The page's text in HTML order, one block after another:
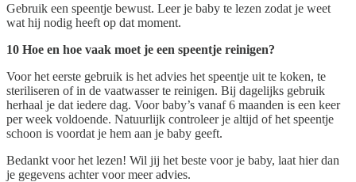
Gebruik een speentje bewust. Leer je baby te lezen zodat je weet
wat hij nodig heeft op dat moment.
10 Hoe en hoe vaak moet je een speentje reinigen?
Voor het eerste gebruik is het advies het speentje uit te koken, te
steriliseren of in de vaatwasser te reinigen. Bij dagelijks gebruik
herhaal je dat iedere dag. Voor baby’s vanaf 6 maanden is een keer
per week voldoende. Natuurlijk controleer je altijd of het speentje
schoon is voordat je hem aan je baby geeft.
Bedankt voor het lezen! Wil jij het beste voor je baby, laat hier dan
je gegevens achter voor meer advies.